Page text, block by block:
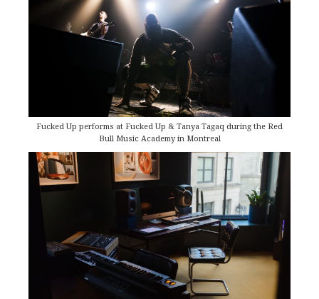
Fucked Up performs at Fucked Up & Tanya Tagaq during the Red
Bull Music Academy in Montreal